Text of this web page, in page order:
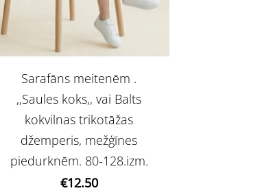
Sarafāns meitenēm .
,,Saules koks,, vai Balts
kokvilnas trikotāžas
džemperis, mežģīnes
piedurknēm. 80-128.izm.
€12.50